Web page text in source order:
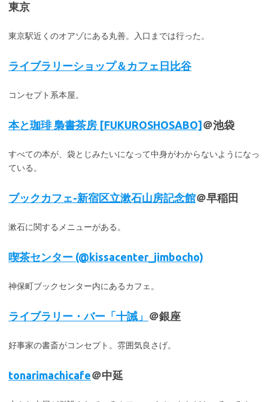
東京
東京駅近くのオアゾにある丸善。入口までは行った。
ライブラリーショップ＆カフェ日比谷
コンセプト系本屋。
本と珈琲 梟書茶房 [FUKUROSHOSABO] ＠池袋
すべての本が、袋とじみたいになって中身がわからないようになっ
ている。
ブックカフェ-新宿区立漱石山房記念館＠早稲田
漱石に関するメニューがある。
喫茶センター (@kissacenter_jimbocho)
神保町ブックセンター内にあるカフェ。
ライブラリー・バー「十誡」 ＠銀座
好事家の書斎がコンセプト。雰囲気良さげ。
tonarimachicafe＠中延